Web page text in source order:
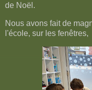
de Noël.
Nous avons fait de
l'école, sur les fenêtres,